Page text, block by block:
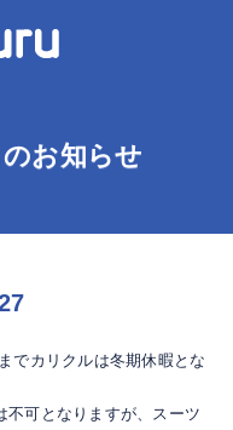
お知らせ
でカリクルは冬期休暇とな
可となりますが、スーツ